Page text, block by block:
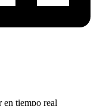
en tiempo real